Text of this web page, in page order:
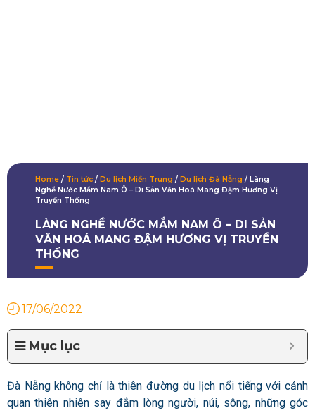
Home / Tin tức / Du lịch Miền Trung / Du lịch Đà Nẵng / Làng
Nghề Nước Mắm Nam Ô – Di Sản Văn Hoá Mang Đậm Hương Vị
Truyền Thống
LÀNG NGHỀ NƯỚC MẮM NAM Ô – DI SẢN
VĂN HOÁ MANG ĐẬM HƯƠNG VỊ TRUYỀN
THỐNG
17/06/2022
Mục lục
Đà Nẵng không chỉ là thiên đường du lịch nổi tiếng với cảnh
quan thiên nhiên say đắm lòng người, núi, sông, những góc